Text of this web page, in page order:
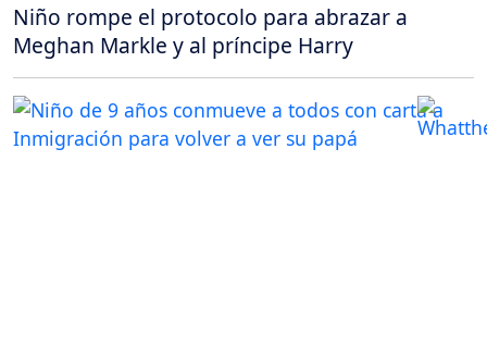
Niño rompe el protocolo para abrazar a
Meghan Markle y al príncipe Harry